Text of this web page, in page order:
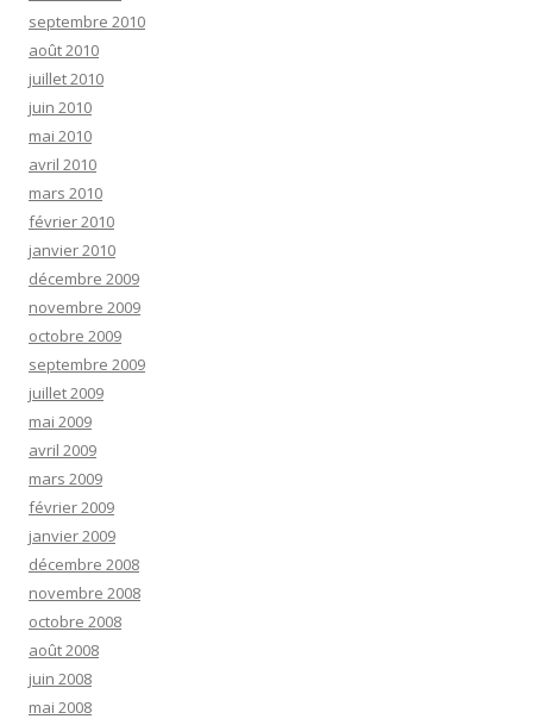
septembre 2010
août 2010
juillet 2010
juin 2010
mai 2010
avril 2010
mars 2010
février 2010
janvier 2010
décembre 2009
novembre 2009
octobre 2009
septembre 2009
juillet 2009
mai 2009
avril 2009
mars 2009
février 2009
janvier 2009
décembre 2008
novembre 2008
octobre 2008
août 2008
juin 2008
mai 2008